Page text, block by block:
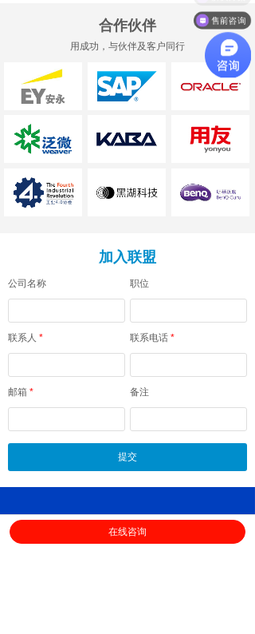
合作伙伴
用成功，与伙伴及客户同行
加入联盟
公司名称 职位
联系人 * 联系电话 *
邮箱 * 备注
提交
上海劳勤信息技术有限公司
售前咨询
在线咨询